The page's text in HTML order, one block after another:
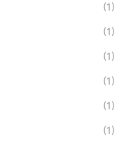
(1)
(1)
(1)
(1)
(1)
(1)